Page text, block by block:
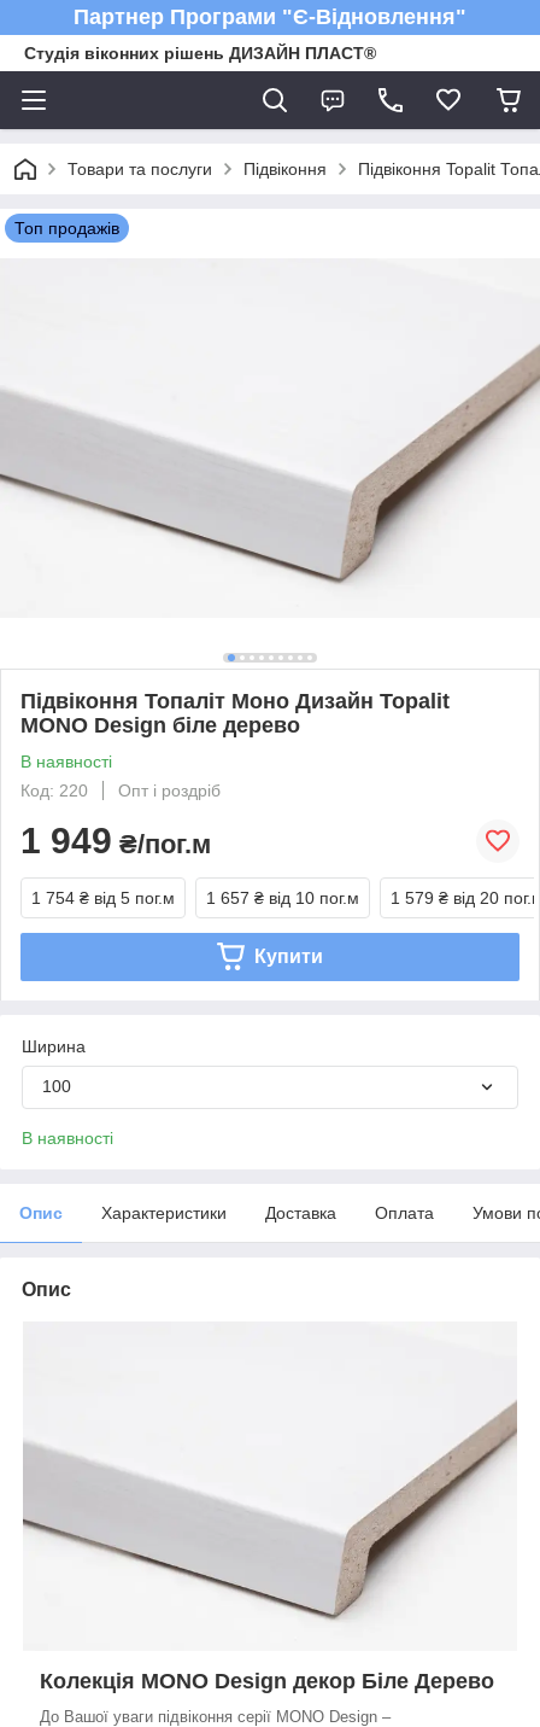
Партнер Програми "Є-Відновлення"
Студія віконних рішень ДИЗАЙН ПЛАСТ®
Товари та послуги Підвіконня Підвіконня Topalit
Топ продажів
Підвіконня Топаліт Моно Дизайн Topalit
MONO Design біле дерево
В наявності
Код: 220
Опт і роздріб
1 949 ₴/пог.м
1 754 ₴ від 5 пог.м 1 657 ₴ від 10 пог.м 1 579 ₴ від 20
Купити
Ширина
100
В наявності
Опис Характеристики Доставка Оплата Умови
Опис
Колекція MONO Design декор Біле Дерево
До Вашої уваги підвіконня серії MONO Design –